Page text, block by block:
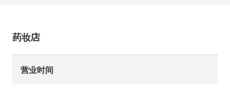
药妆店
营业时间